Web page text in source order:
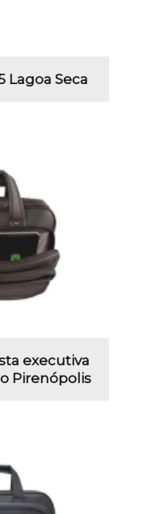
Lagoa Seca
executiva
Pirenópolis